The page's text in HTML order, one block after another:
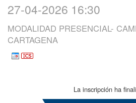
27-04-2026 16:30
MODALIDAD PRESENCIAL-
CARTAGENA
La inscripción ha